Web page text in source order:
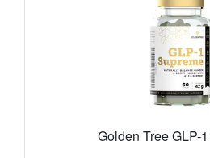
Golden Tree GLP-